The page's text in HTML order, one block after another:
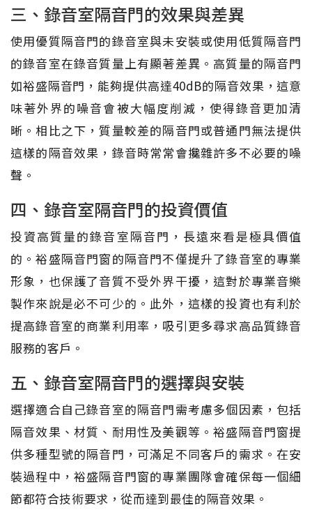
三、錄音室隔音門的效果與差異
使用優質隔音門的錄音室與未安裝或使用低質隔音門
的錄音室在錄音質量上有顯著差異。高質量的隔音門
如裕盛隔音門，能夠提供高達40dB的隔音效果，這意
味著外界的噪音會被大幅度削減，使得錄音更加清
晰。相比之下，質量較差的隔音門或普通門無法提供
這樣的隔音效果，錄音時常常會攙雜許多不必要的噪
聲。
四、錄音室隔音門的投資價值
投資高質量的錄音室隔音門，長遠來看是極具價值
的。裕盛隔音門窗的隔音門不僅提升了錄音室的專業
形象，也保護了音質不受外界干擾，這對於專業音樂
製作來說是必不可少的。此外，這樣的投資也有利於
提高錄音室的商業利用率，吸引更多尋求高品質錄音
服務的客戶。
五、錄音室隔音門的選擇與安裝
選擇適合自己錄音室的隔音門需考慮多個因素，包括
隔音效果、材質、耐用性及美觀等。裕盛隔音門窗提
供多種型號的隔音門，可滿足不同客戶的需求。在安
裝過程中，裕盛隔音門窗的專業團隊會確保每一個細
節都符合技術要求，從而達到最佳的隔音效果。